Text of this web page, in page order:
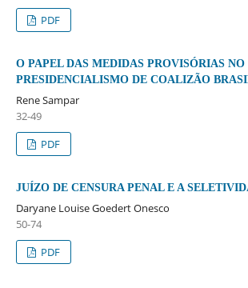
PDF
O PAPEL DAS MEDIDAS PROVISÓRIAS NO
PRESIDENCIALISMO DE COALIZÃO
Rene Sampar
32-49
PDF
JUÍZO DE CENSURA PENAL E A
Daryane Louise Goedert Onesco
50-74
PDF